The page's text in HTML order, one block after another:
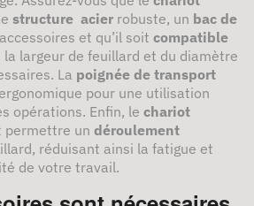
structure acier robuste, un bac de
et qu’il soit compatible
la largeur de feuillard et du diamètre
La poignée de transport
pour une utilisation
opérations. Enfin, le chariot
permettre un déroulement
réduisant ainsi la fatigue et
de votre travail.